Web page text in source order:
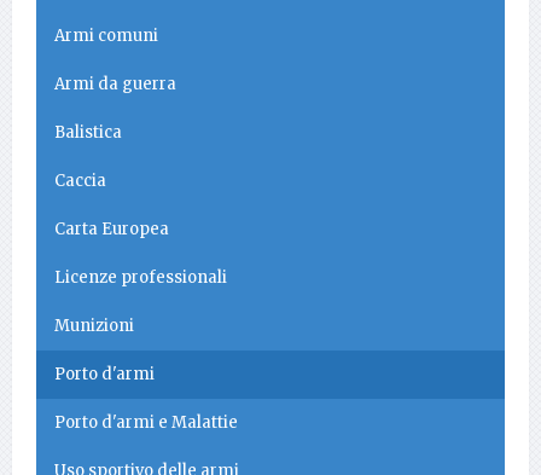
Armi comuni
Armi da guerra
Balistica
Caccia
Carta Europea
Licenze professionali
Munizioni
Porto d'armi
Porto d'armi e Malattie
Uso sportivo delle armi